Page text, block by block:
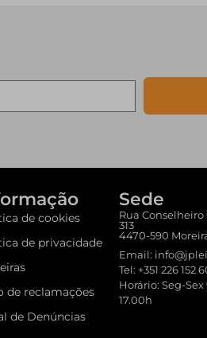
de cookies
de privacidade
de reclamações
de Denúncias
Sede
Rua Conselheiro
313
4470-590
Email:
Tel: +351 226 152
Horário: Seg-Sex
17.00h